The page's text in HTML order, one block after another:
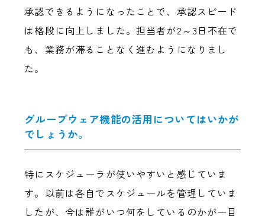
承認できるようになったことで、承認スピード
は格段に向上しました。担当者が2～3日不在で
も、業務が滞ることなく進むようになりまし
た。
グループウェア機能の活用についてはいかが
でしょうか。
特にスケジューラが使いやすいと感じていま
す。以前は各自でスケジュールを管理していま
したが、今は誰がいつ何をしているのかが一目